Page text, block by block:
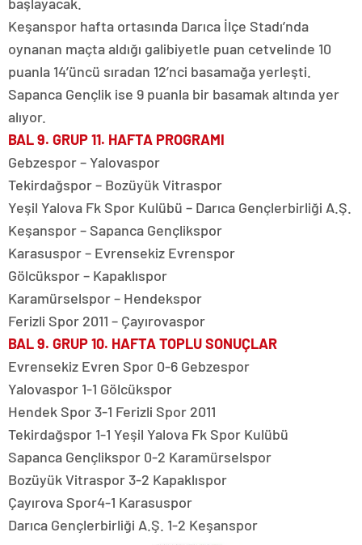
Keşanspor hafta ortasında Darıca İlçe Stadı’nda
oynanan maçta aldığı galibiyetle puan cetvelinde 10
puanla 14’üncü sıradan 12’nci basamağa yerleşti.
Sapanca Gençlik ise 9 puanla bir basamak altında yer
alıyor.
BAL 9. GRUP 11. HAFTA PROGRAMI
Gebzespor – Yalovaspor
Tekirdağspor – Bozüyük Vitraspor
Yeşil Yalova Fk Spor Kulübü – Darıca Gençlerbirliği A.Ş.
Keşanspor – Sapanca Gençlikspor
Karasuspor – Evrensekiz Evrenspor
Gölcükspor – Kapaklıspor
Karamürselspor – Hendekspor
Ferizli Spor 2011 – Çayırovaspor
BAL 9. GRUP 10. HAFTA TOPLU SONUÇLAR
Evrensekiz Evren Spor 0-6 Gebzespor
Yalovaspor 1-1 Gölcükspor
Hendek Spor 3-1 Ferizli Spor 2011
Tekirdağspor 1-1 Yeşil Yalova Fk Spor Kulübü
Sapanca Gençlikspor 0-2 Karamürselspor
Bozüyük Vitraspor 3-2 Kapaklıspor
Çayırova Spor4-1 Karasuspor
Darıca Gençlerbirliği A.Ş. 1-2 Keşanspor